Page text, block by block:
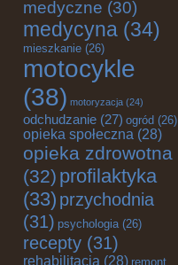
medyczne (30)
medycyna (34)
mieszkanie (26)
motocykle
(38) motoryzacja (24)
odchudzanie (27) ogród (26)
opieka społeczna (28)
opieka zdrowotna
(32) profilaktyka
(33) przychodnia
(31) psychologia(26)
recepty (31)
rehabilitacja (28) remont